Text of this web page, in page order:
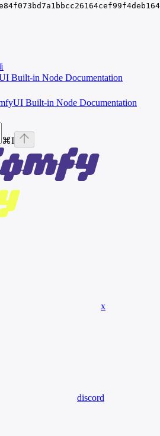
Built-in Node Documentation
Built-in Node Documentation
⌘I
x
discord